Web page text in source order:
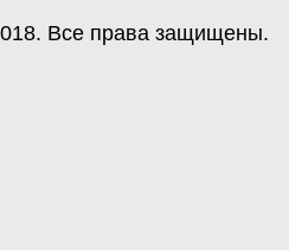
Все права защищены.